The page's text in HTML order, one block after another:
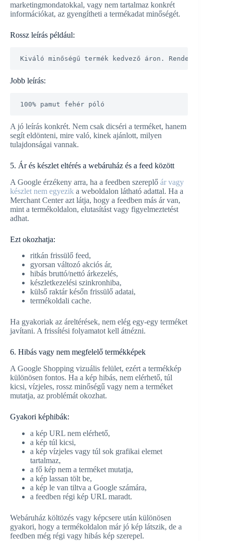
marketingmondatokkal, vagy nem tartalmaz konkrét
információkat, az gyengítheti a termékadat minőségét.
Rossz leírás például:
Kiváló minőségű termék kedvező áron. Rendeld meg
Jobb leírás:
100% pamut fehér póló
A jó leírás konkrét. Nem csak dicséri a terméket, hanem
segít eldönteni, mire való, kinek ajánlott, milyen
tulajdonságai vannak.
5. Ár és készlet eltérés a webáruház és a feed között
A Google érzékeny arra, ha a feedben szereplő ár vagy
készlet nem egyezik a weboldalon látható adattal. Ha a
Merchant Center azt látja, hogy a feedben más ár van,
mint a termékoldalon, elutasítást vagy figyelmeztetést
adhat.
Ezt okozhatja:
ritkán frissülő feed,
gyorsan változó akciós ár,
hibás bruttó/nettó árkezelés,
készletkezelési szinkronhiba,
külső raktár későn frissülő adatai,
termékoldali cache.
Ha gyakoriak az áreltérések, nem elég egy-egy terméket
javítani. A frissítési folyamatot kell átnézni.
6. Hibás vagy nem megfelelő termékképek
A Google Shopping vizuális felület, ezért a termékkép
különösen fontos. Ha a kép hibás, nem elérhető, túl
kicsi, vízjeles, rossz minőségű vagy nem a terméket
mutatja, az problémát okozhat.
Gyakori képhibák:
a kép URL nem elérhető,
a kép túl kicsi,
a kép vízjeles vagy túl sok grafikai elemet
tartalmaz,
a fő kép nem a terméket mutatja,
a kép lassan tölt be,
a kép le van tiltva a Google számára,
a feedben régi kép URL maradt.
Webáruház költözés vagy képcsere után különösen
gyakori, hogy a termékoldalon már jó kép látszik, de a
feedben még régi vagy hibás kép szerepel.